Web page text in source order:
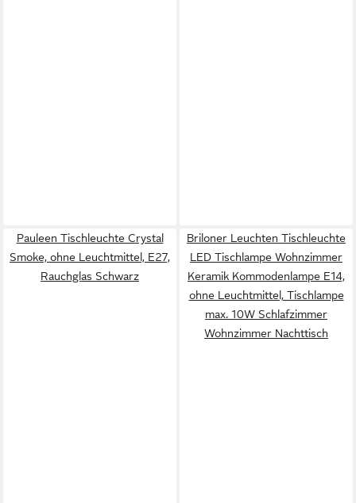
Pauleen Tischleuchte Crystal
Smoke, ohne Leuchtmittel, E27,
Rauchglas Schwarz
Briloner Leuchten Tischleuchte
LED Tischlampe Wohnzimmer
Keramik Kommodenlampe E14,
ohne Leuchtmittel, Tischlampe
max. 10W Schlafzimmer
Wohnzimmer Nachttisch